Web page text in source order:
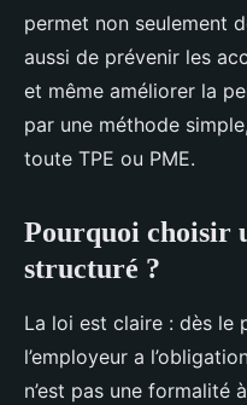
permet non seulement
aussi de prévenir les
et même améliorer la
par une méthode
toute TPE ou PME.
Pourquoi choisir
structuré ?
La loi est claire : dès le
l’employeur a
n’est pas une formalité